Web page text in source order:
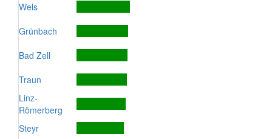
Wels
Grünbach
Bad Zell
Traun
Linz-
Römerberg
Steyr